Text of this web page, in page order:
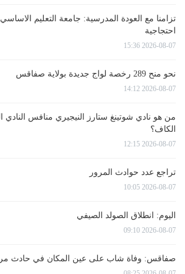
تزامنا مع العودة المدرسية: جامعة التعليم
احتجاجية
2026-08-07 15:36
نحو منح 289 رخصة لواج جديدة بولاية صفاقس
2026-08-07 14:12
من هو نادي شوتينغ ستارز النيجيري منافس
الكاف؟
2026-08-07 12:15
تراجع عدد حوادث المرور
2026-08-07 10:05
اليوم: انطلاق الصولد الصيفي
2026-08-07 09:10
صفاقس: وفاة شاب على عين المكان في حادث